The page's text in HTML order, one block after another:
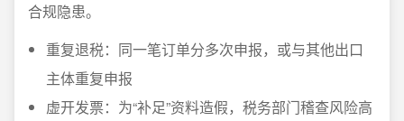
合规隐患。
重复退税：同一笔订单分多次申报，或与其他出口
主体重复申报
虚开发票：为“补足”资料造假，税务部门稽查风险高